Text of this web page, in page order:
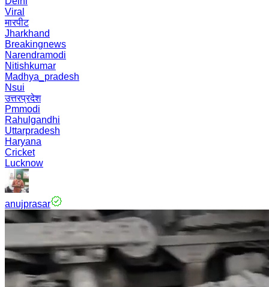
Viral
मारपीट
Jharkhand
Breakingnews
Narendramodi
Nitishkumar
Madhya_pradesh
Nsui
उत्तरप्रदेश
Pmmodi
Rahulgandhi
Uttarpradesh
Haryana
Cricket
Lucknow
anujprasar